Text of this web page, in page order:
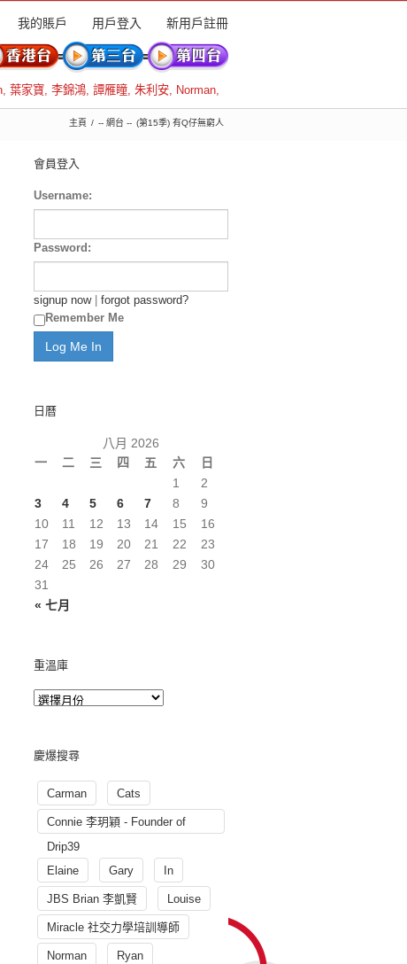
我的賬戶 用戶登入 新用戶註冊
, 葉家寶, 李錦鴻, 譚雁瞳, 朱利安, Norman,
主頁 -- 網台 -- (第15季) 有Q仔無窮人
會員登入
Username:
Password:
signup now| forgot password?
Remember Me
日曆
八月 2026
一
二 三 四 五 六 日
« 七月
1
2
3
4 5 6 7 8
9
10
11 12 13 14 15
16
17
18 19 20 21 22
23
24
25 26 27 28 29
30
31
重溫庫
慶爆搜尋
Carman Cats
Connie 李玥穎 - Founder of
Drip39
Elaine
Gary In
JBS Brian 李凱賢 Louise
Miracle 社交力學培訓導師
Norman Ryan